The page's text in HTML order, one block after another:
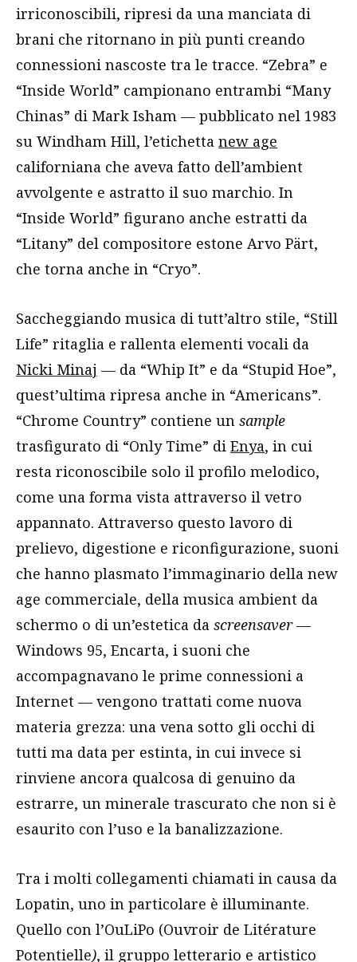
irriconoscibili, ripresi da una manciata di
brani che ritornano in più punti creando
connessioni nascoste tra le tracce. “Zebra” e
“Inside World” campionano entrambi “Many
Chinas” di Mark Isham — pubblicato nel 1983
su Windham Hill, l’etichetta new age
californiana che aveva fatto dell’ambient
avvolgente e astratto il suo marchio. In
“Inside World” figurano anche estratti da
“Litany” del compositore estone Arvo Pärt,
che torna anche in “Cryo”.
Saccheggiando musica di tutt’altro stile, “Still
Life” ritaglia e rallenta elementi vocali da
Nicki Minaj — da “Whip It” e da “Stupid Hoe”,
quest’ultima ripresa anche in “Americans”.
“Chrome Country” contiene un sample
trasfigurato di “Only Time” di Enya, in cui
resta riconoscibile solo il profilo melodico,
come una forma vista attraverso il vetro
appannato. Attraverso questo lavoro di
prelievo, digestione e riconfigurazione, suoni
che hanno plasmato l’immaginario della new
age commerciale, della musica ambient da
schermo o di un’estetica da screensaver—
Windows 95, Encarta, i suoni che
accompagnavano le prime connessioni a
Internet — vengono trattati come nuova
materia grezza: una vena sotto gli occhi di
tutti ma data per estinta, in cui invece si
rinviene ancora qualcosa di genuino da
estrarre, un minerale trascurato che non si è
esaurito con l’uso e la banalizzazione.
Tra i molti collegamenti chiamati in causa da
Lopatin, uno in particolare è illuminante.
Quello con l’OuLiPo (Ouvroir de Litérature
Potentielle), il gruppo letterario e artistico